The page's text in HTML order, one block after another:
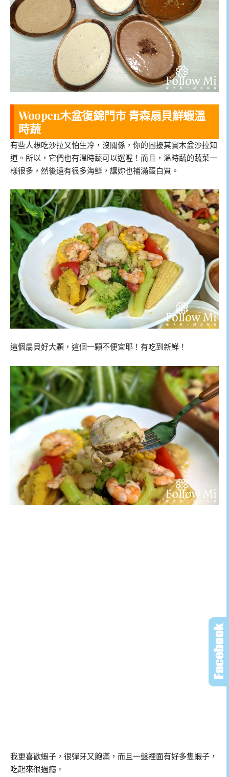
Woopen木盆復錦門市 青森扇貝鮮蝦溫
時蔬
有些人想吃沙拉又怕生冷，沒關係，你的困擾其實木盆沙拉知
道。所以，它們也有溫時蔬可以選喔！而且，溫時蔬的蔬菜一
樣很多，然後還有很多海鮮，讓妳也補滿蛋白質。
這個扇貝好大顆，這個一顆不便宜耶！有吃到新鮮！
我更喜歡蝦子，很彈牙又飽滿，而且一盤裡面有好多隻蝦子，
吃起來很過癮。